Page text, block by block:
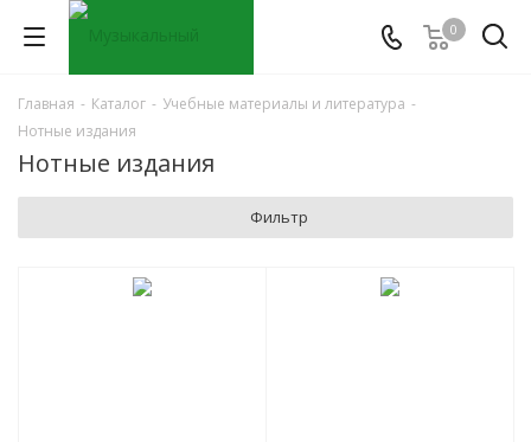
0
Главная - Каталог - Учебные материалы и литература -
Нотные издания
Нотные издания
Фильтр